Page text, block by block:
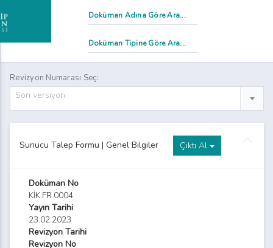
Revizyon Numarası Seç:
Son versiyon
Sunucu Talep Formu | Genel Bilgiler Çıktı Al
Doküman No
KİK.FR.0004
Yayın Tarihi
23.02.2023
Revizyon Tarihi
Revizyon No